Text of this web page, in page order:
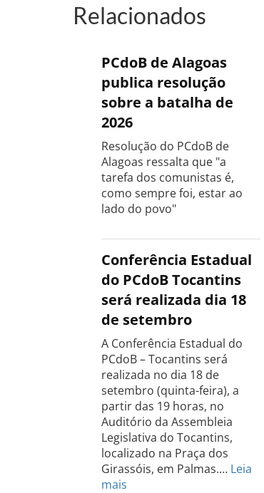
Relacionados
PCdoB de Alagoas
publica resolução
sobre a batalha de
2026
Resolução do PCdoB de
Alagoas ressalta que "a
tarefa dos comunistas é,
como sempre foi, estar ao
lado do povo"
Conferência Estadual
do PCdoB Tocantins
será realizada dia 18
de setembro
A Conferência Estadual do
PCdoB – Tocantins será
realizada no dia 18 de
setembro (quinta-feira), a
partir das 19 horas, no
Auditório da Assembleia
Legislativa do Tocantins,
localizado na Praça dos
Girassóis, em Palmas.… Leia
mais